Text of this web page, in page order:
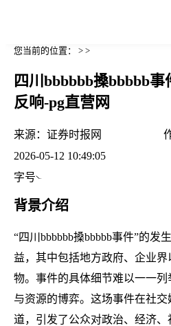
您当前的位置： > >
四川bbbbbb搡bbbbb
反响-pg直营网
来源： 证券时报网
2026-05-12 10:49:05
字号
背景介绍
“四川bbbbbb搡bbbbb事件”的发
益，其中包括地方政府、企业
物。事件的具体细节难以一一
与资源的博弈。这场事件在社
道，引发了公众对政治、经济、